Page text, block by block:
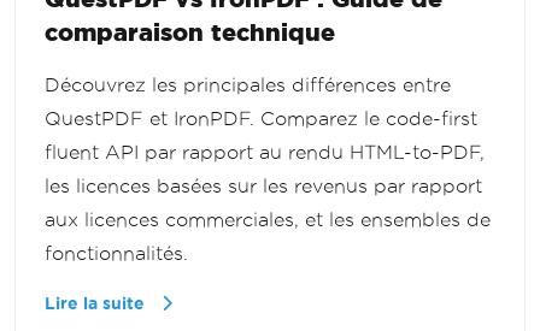
comparaison technique
Découvrez les principales différences entre
QuestPDF et IronPDF. Comparez le code-first
fluent API par rapport au rendu HTML-to-PDF,
les licences basées sur les revenus par rapport
aux licences commerciales, et les ensembles de
fonctionnalités.
Lire la suite